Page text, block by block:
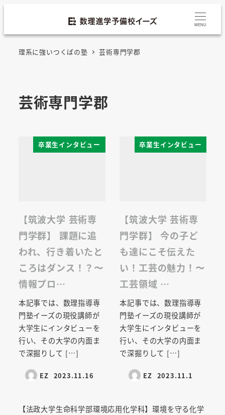
MENU
理系に強いつくばの塾 芸術専門学郡
芸術専門学郡
卒業生インタビュー
【筑波大学 芸術専
門学群】 課題に追
われ、行き着いたと
ころはダンス！？〜
情報プロ…
本記事では、数理指導専
門塾イーズの現役講師が
大学生にインタビューを
行い、その大学の内面ま
で深掘りして […]
EZ 2023.11.16
卒業生インタビュー
【筑波大学 芸術専
門学群】 今の子ど
も達にこそ伝えた
い！工芸の魅力！〜
工芸領域 …
本記事では、数理指導専
門塾イーズの現役講師が
大学生にインタビューを
行い、その大学の内面ま
で深掘りして […]
EZ 2023.11.1
【法政大学生命科学部環境応用化学科】環境を守る化学